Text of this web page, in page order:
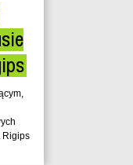
Rigips